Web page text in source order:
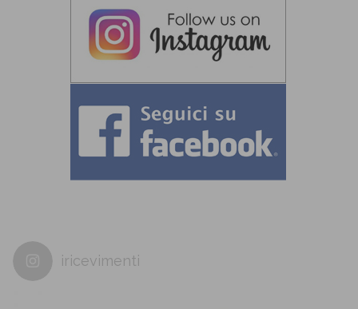
iricevimenti